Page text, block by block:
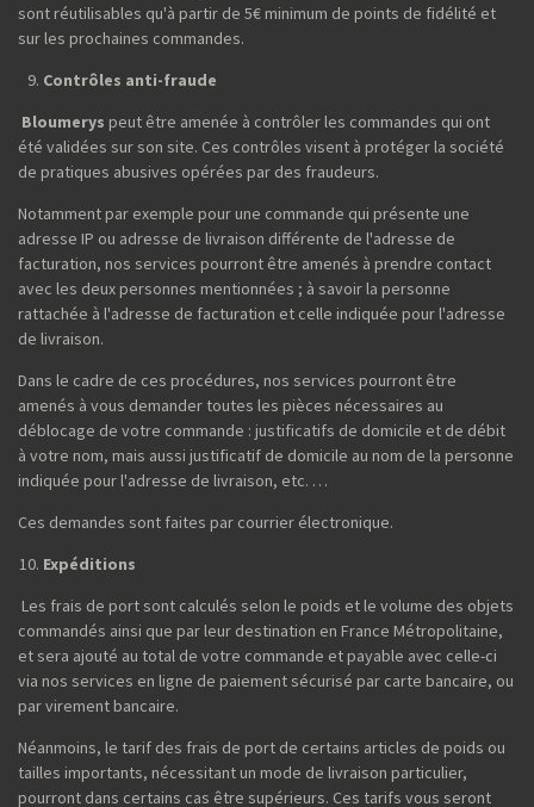
sont réutilisables qu'à partir de 5€ minimum de points de fidélité et
sur les prochaines commandes.
Contrôles anti-fraude
Bloumerys peut être amenée à contrôler les commandes qui ont
été validées sur son site. Ces contrôles visent à protéger la société
de pratiques abusives opérées par des fraudeurs.
Notamment par exemple pour une commande qui présente une
adresse IP ou adresse de livraison différente de l'adresse de
facturation, nos services pourront être amenés à prendre contact
avec les deux personnes mentionnées ; à savoir la personne
rattachée à l'adresse de facturation et celle indiquée pour l'adresse
de livraison.
Dans le cadre de ces procédures, nos services pourront être
amenés à vous demander toutes les pièces nécessaires au
déblocage de votre commande : justificatifs de domicile et de débit
à votre nom, mais aussi justificatif de domicile au nom de la personne
indiquée pour l'adresse de livraison, etc. …
Ces demandes sont faites par courrier électronique.
Expéditions
Les frais de port sont calculés selon le poids et le volume des objets
commandés ainsi que par leur destination en France Métropolitaine,
et sera ajouté au total de votre commande et payable avec celle-ci
via nos services en ligne de paiement sécurisé par carte bancaire, ou
par virement bancaire.
Néanmoins, le tarif des frais de port de certains articles de poids ou
tailles importants, nécessitant un mode de livraison particulier,
pourront dans certains cas être supérieurs. Ces tarifs vous seront